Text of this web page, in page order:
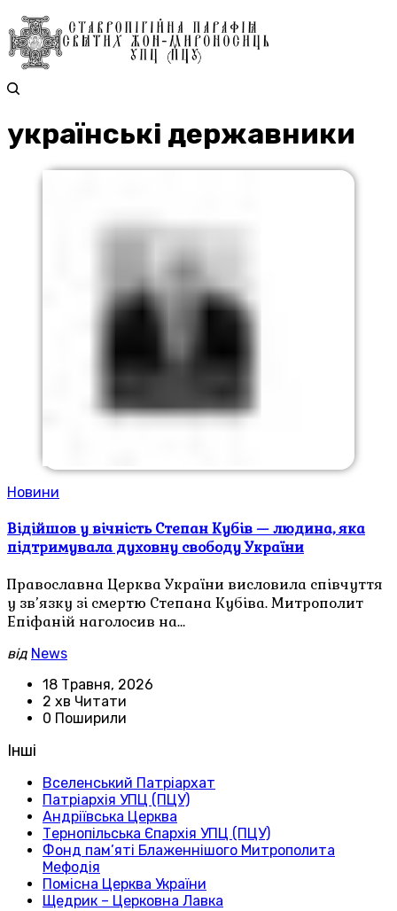
українські державники
Новини
Відійшов у вічність Степан Кубів — людина, яка
підтримувала духовну свободу України
Православна Церква України висловила співчуття
у зв’язку зі смертю Степана Кубіва. Митрополит
Епіфаній наголосив на…
від News
18 Травня, 2026
2 хв Читати
0 Поширили
Інші
Вселенський Патріархат
Патріархія УПЦ (ПЦУ)
Андріївська Церква
Тернопільська Єпархія УПЦ (ПЦУ)
Фонд пам’яті Блаженнішого Митрополита
Мефодія
Помісна Церква України
Щедрик – Церковна Лавка